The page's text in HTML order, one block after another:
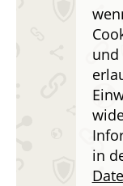
und
in